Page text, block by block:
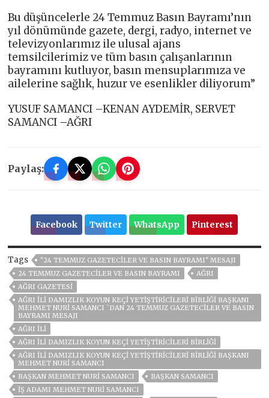
Bu düşüncelerle 24 Temmuz Basın Bayramı’nın
yıl dönümünde gazete, dergi, radyo, internet ve
televizyonlarımız ile ulusal ajans
temsilcilerimiz ve tüm basın çalışanlarının
bayramını kutluyor, basın mensuplarımıza ve
ailelerine sağlık, huzur ve esenlikler diliyorum”
YUSUF SAMANCI –KENAN AYDEMİR, SERVET
SAMANCI –AĞRI
Paylaş:
Facebook Twitter WhatsApp Pinterest
Tags
"24 TEMMUZ GAZETECİLER VE BASIN BAYRAMI" MESAJI
24 TEMMUZ GAZETECILER VE BASIN BAYRAMI
AĞRI
AĞRI GAZETESİ
AĞRI İLİ DAMIZLIK KOYUN KEÇİ YETİŞTİRİCİLERİ BİRLİĞİ BAŞKANI
MEHMET NURİ SAMANCI `DAN 24 TEMMUZ GAZETECİLER VE BASIN
BAYRAMI MESAJI
AĞRI ILI
AĞRI İLI DAMIZLIK KOYUN KEÇI YETIŞTIRICILERI BIRLIĞI
AĞRI İLI DAMIZLIK KOYUN KEÇI YETIŞTIRICILERI BIRLIĞI BAŞKANI
MEHMET NURI SAMANCI
BAŞKAN MEHMET NURI SAMANCI
BAŞKAN SAMANCI
IŞ ADAMI MEHMET NURI SAMANCI